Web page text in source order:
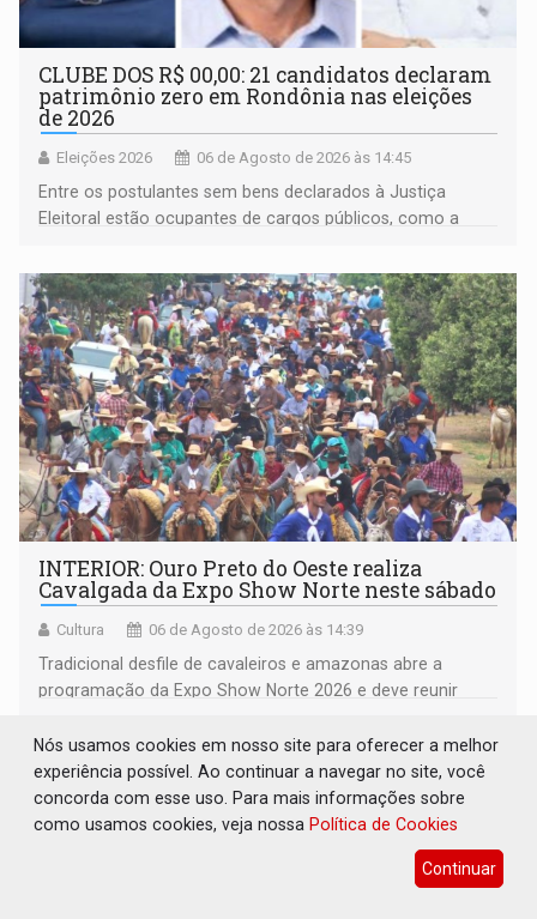
CLUBE DOS R$ 00,00: 21 candidatos declaram
patrimônio zero em Rondônia nas eleições
de 2026
Eleições 2026 06 de Agosto de 2026 às 14:45
Entre os postulantes sem bens declarados à Justiça
Eleitoral estão ocupantes de cargos públicos, como a
Pedro Geovar (PP) e a vice-prefeita Magna dos Anjos
(NOVO)
INTERIOR: Ouro Preto do Oeste realiza
Cavalgada da Expo Show Norte neste sábado
Cultura 06 de Agosto de 2026 às 14:39
Tradicional desfile de cavaleiros e amazonas abre a
programação da Expo Show Norte 2026 e deve reunir
Nós usamos cookies em nosso site para oferecer a melhor
experiência possível. Ao continuar a navegar no site, você
concorda com esse uso. Para mais informações sobre
como usamos cookies, veja nossa Política de Cookies
Continuar